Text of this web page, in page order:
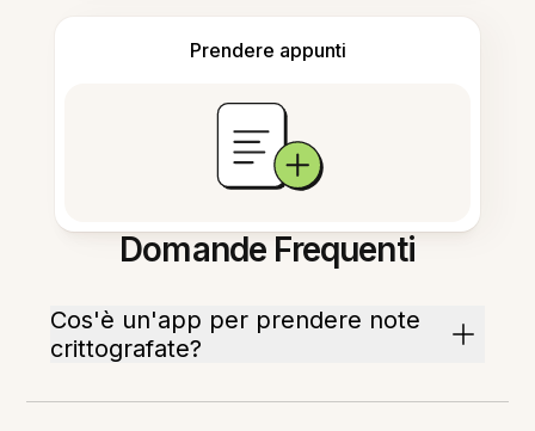
Prendere appunti
Domande Frequenti
Cos'è un'app per prendere note
crittografate?